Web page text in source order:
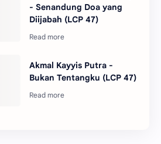
- Senandung Doa yang
Diijabah (LCP 47)
Akmal Kayyis Putra -
Bukan Tentangku (LCP 47)